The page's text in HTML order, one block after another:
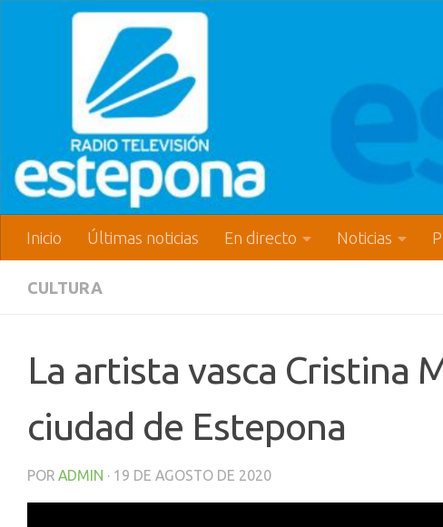
Inicio Últimas noticias En directo Noticias
CULTURA
La artista vasca Cristina
ciudad de Estepona
POR ADMIN · 19 DE AGOSTO DE 2020